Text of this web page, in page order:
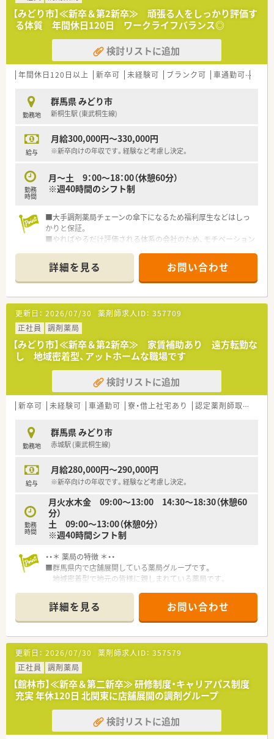
【みどり市】≪新卒＆第2新卒≫ 頑張る人をしっかり評価す
る体質 年間休日120日 ワークライフバランス◎
検討リストに追加
年間休日120日以上 新卒可 未経験可 ブランク可 車通勤可
勤務地
群馬県 みどり市
新桐生駅 (東武桐生線)
給与
月給300,000円～330,000円
※新卒向けの年収です。経験など考慮し決定。
勤務
時間
月～土 9：00～18：00（休憩60分）
※週40時間のシフト制
■大手調剤薬局チェーンの傘下になるため福利厚生などはしっ
かりと保証。
■やればやるだけ評価される体系の会社のため、モチベーション
■異動や転居などを通じて、キャリアアップが図れるので自身の
スキルアップにもつながります！
詳細を見る お問い合わせ
更新日： 2026/07/30 薬剤師求人ID： 357709
正社員
調剤薬局
【みどり市】≪新卒＆第2新卒≫ 家賃補助あり 遠方転勤な
し 地域密着型、アットホームな職場です
検討リストに追加
新卒可 未経験可 車通勤可 寮・借上社宅あり 認定薬剤師取得支援あり
勤務地
群馬県 みどり市
赤城駅 (東武桐生線)
給与
月給280,000円～290,000円
※新卒向けの年収です。経験など考慮し決定。
勤務
時間
月火水木金 09:00～13:00 14:30～18:30（休憩60
分）
土 09:00～13:00（休憩0分）
※週40時間シフト制
・・＊ 薬局の特徴 ＊・・
■群馬県内で店舗展開している薬局グループです。
地域密着型で地元の皆様に親しまれている薬局です。
るなど
活躍の場が広がる環境です。キャリアアップ志向の方にお勧
めです。
■全店舗で電子薬歴を導入しています。
安心かつ効率よく業務に専念できる環境です。
詳細を見る お問い合わせ
更新日： 2026/07/30 薬剤師求人ID： 357579
正社員
調剤薬局
【館林市】≪新卒＆第二新卒≫ 研修制度・キャリアパス制度
充実 年休120日 北関東に店舗展開の調剤グループ
検討リストに追加